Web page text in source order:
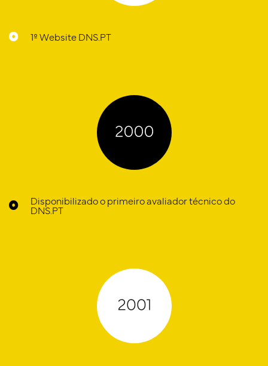
1º Website DNS.PT
Disponibilizado o primeiro avaliador técnico do
DNS.PT